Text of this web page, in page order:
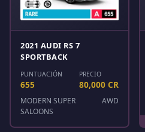
2021 AUDI RS 7
SPORTBACK
PUNTUACIÓN
655
PRECIO
80,000 CR
MODERN SUPER
SALOONS
AWD